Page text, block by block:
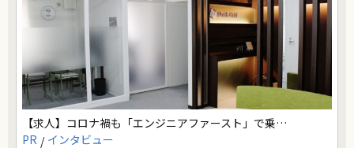
【求人】コロナ禍も「エンジニアファースト」で乗…
PR
インタビュー